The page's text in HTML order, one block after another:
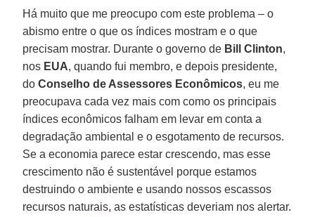
Há muito que me preocupo com este problema – o
abismo entre o que os índices mostram e o que
precisam mostrar. Durante o governo de Bill Clinton,
nos EUA, quando fui membro, e depois presidente,
doConselho de Assessores Econômicos, eu me
preocupava cada vez mais com como os principais
índices econômicos falham em levar em conta a
degradação ambiental e o esgotamento de recursos.
Se a economia parece estar crescendo, mas esse
crescimento não é sustentável porque estamos
destruindo o ambiente e usando nossos escassos
recursos naturais, as estatísticas deveriam nos alertar.